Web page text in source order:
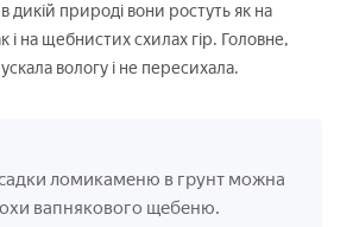
дикій природі вони ростуть як на
і на щебнистих схилах гір. Головне,
вологу і не пересихала.
ломикаменю в грунт можна
вапнякового щебеню.